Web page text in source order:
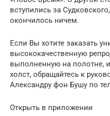
вступились за
окончилось ничем.
Если Вы хотите заказать
высококачественную
выполненную на
холст, обращайтесь к
Александру фон Бушу по
Открыть в приложении